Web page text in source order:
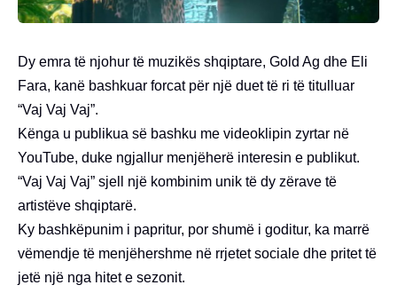
Dy emra të njohur të muzikës shqiptare, Gold Ag dhe Eli
Fara, kanë bashkuar forcat për një duet të ri të titulluar
“Vaj Vaj Vaj”.
Kënga u publikua së bashku me videoklipin zyrtar në
YouTube, duke ngjallur menjëherë interesin e publikut.
“Vaj Vaj Vaj” sjell një kombinim unik të dy zërave të
artistëve shqiptarë.
Ky bashkëpunim i papritur, por shumë i goditur, ka marrë
vëmendje të menjëhershme në rrjetet sociale dhe pritet të
jetë një nga hitet e sezonit.